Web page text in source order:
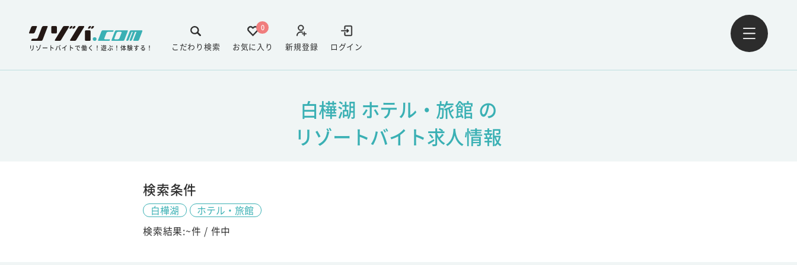
リゾートバイトで働く！遊ぶ！体験する！ ログイン
新規登録
0
お気に入り
こだわり検索
白樺湖 ホテル・旅館 の
リゾートバイト求人情報
検索条件
白樺湖
ホテル・旅館
検索結果:~件 / 件中